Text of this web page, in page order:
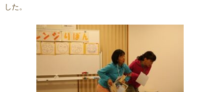
した。